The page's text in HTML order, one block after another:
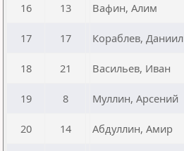
16 13 Вафин, Алим
17 17 Кораблев, Даниил
18 21 Васильев, Иван
19 8 Муллин, Арсений
20 14 Абдуллин, Амир